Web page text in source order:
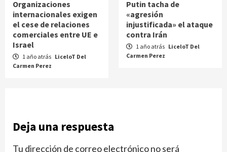
Organizaciones
internacionales exigen
el cese de relaciones
comerciales entre UE e
Israel
1 año atrás LiceloT Del
Carmen Perez
Putin tacha de
«agresión
injustificada» el ataque
contra Irán
1 año atrás LiceloT Del
Carmen Perez
Deja una respuesta
Tu dirección de correo electrónico no será